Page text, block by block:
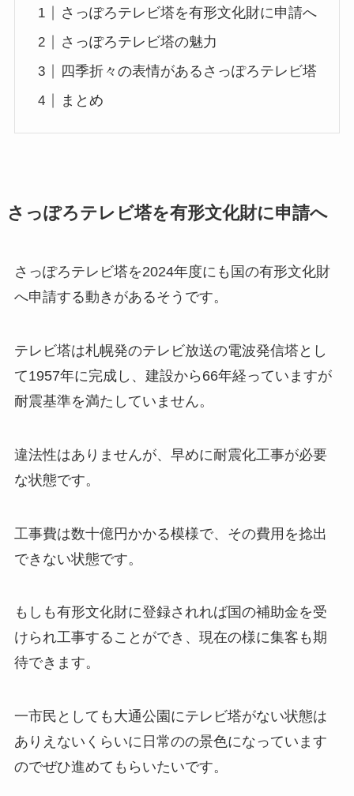
さっぽろテレビ塔を有形文化財に申請へ
さっぽろテレビ塔の魅力
四季折々の表情があるさっぽろテレビ塔
まとめ
さっぽろテレビ塔を有形文化財に申請へ
さっぽろテレビ塔を2024年度にも国の有形文化財
へ申請する動きがあるそうです。
テレビ塔は札幌発のテレビ放送の電波発信塔とし
て1957年に完成し、建設から66年経っていますが
耐震基準を満たしていません。
違法性はありませんが、早めに耐震化工事が必要
な状態です。
工事費は数十億円かかる模様で、その費用を捻出
できない状態です。
もしも有形文化財に登録されれば国の補助金を受
けられ工事することができ、現在の様に集客も期
待できます。
一市民としても大通公園にテレビ塔がない状態は
ありえないくらいに日常のの景色になっています
のでぜひ進めてもらいたいです。